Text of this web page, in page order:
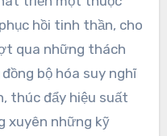
hồi tinh thần, cho
qua những thách
bộ hóa suy nghĩ
thúc đẩy hiệu suất
xuyên những kỹ